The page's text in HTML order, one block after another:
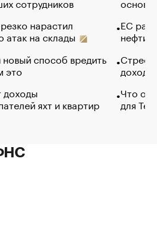
нарастил
атак на склады
способ вредить
это
доходы
яхт и квартир
ЕС
нефти
Что
для